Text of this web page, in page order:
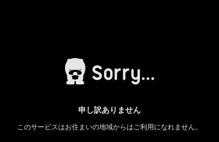
申し訳ありません
このサービスはお住まいの地域からはご利用になれません。